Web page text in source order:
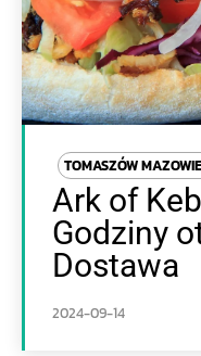
TOMASZÓW
Ark of
Godziny
Dostawa
2024-09-14